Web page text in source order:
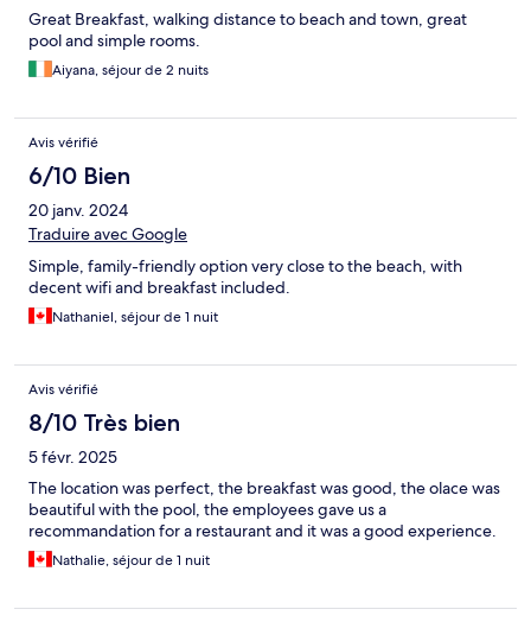
Great Breakfast, walking distance to beach and town, great
pool and simple rooms.
Aiyana, séjour de 2 nuits
Avis vérifié
6/10 Bien
20 janv. 2024
Traduire avec Google
Simple, family-friendly option very close to the beach, with
decent wifi and breakfast included.
Nathaniel, séjour de 1 nuit
Avis vérifié
8/10 Très bien
5 févr. 2025
The location was perfect, the breakfast was good, the olace was
beautiful with the pool, the employees gave us a
recommandation for a restaurant and it was a good experience.
Nathalie, séjour de 1 nuit